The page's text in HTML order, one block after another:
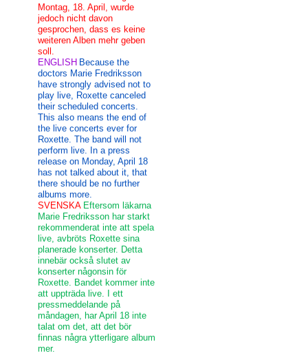
Montag, 18. April, wurde
jedoch nicht davon
gesprochen, dass es keine
weiteren Alben mehr geben
soll.
ENGLISH Because the
doctors Marie Fredriksson
have strongly advised not to
play live, Roxette canceled
their scheduled concerts.
This also means the end of
the live concerts ever for
Roxette. The band will not
perform live. In a press
release on Monday, April 18
has not talked about it, that
there should be no further
albums more.
SVENSKA Eftersom läkarna
Marie Fredriksson har starkt
rekommenderat inte att spela
live, avbröts Roxette sina
planerade konserter. Detta
innebär också slutet av
konserter någonsin för
Roxette. Bandet kommer inte
att uppträda live. I ett
pressmeddelande på
måndagen, har April 18 inte
talat om det, att det bör
finnas några ytterligare album
mer.